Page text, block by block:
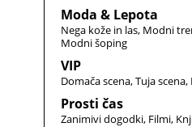
Moda & Lepota
Nega kože in las Modni
Modni šoping
VIP
Domača scena Tuja scena
Prosti čas
Zanimivi dogodki Filmi